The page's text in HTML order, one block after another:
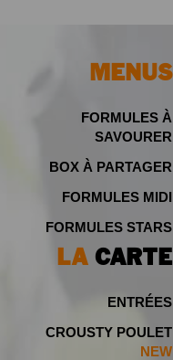
MENUS
FORMULES À
SAVOURER
BOX À PARTAGER
FORMULES MIDI
FORMULES STARS
LA CARTE
ENTRÉES
CROUSTY POULET
NEW